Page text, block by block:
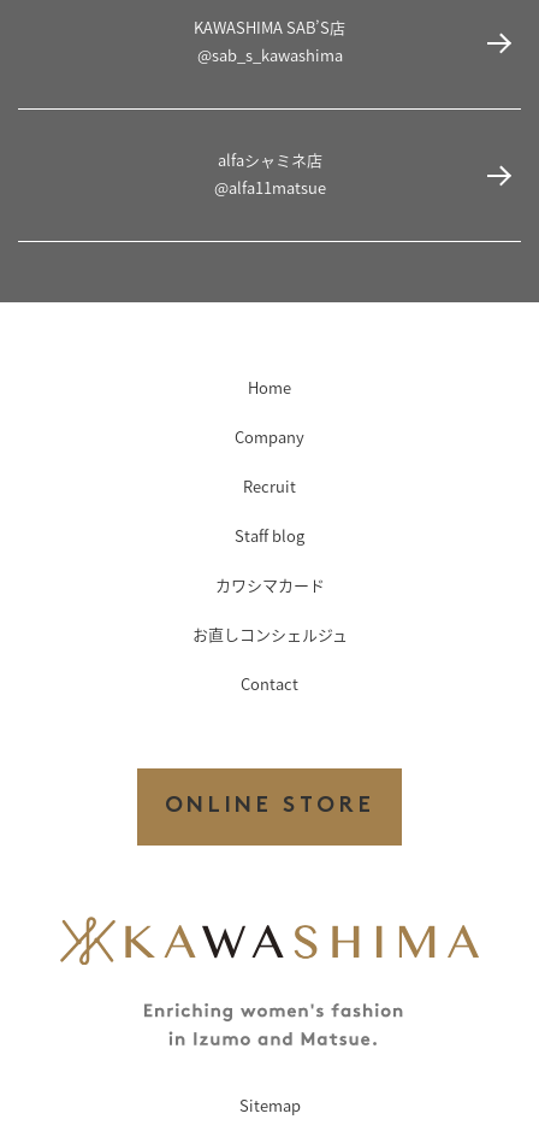
KAWASHIMA SAB’S店
@sab_s_kawashima
alfaシャミネ店
@alfa11matsue
Home
Company
Recruit
Staff blog
カワシマカード
お直しコンシェルジュ
Contact
ONLINE STORE
Sitemap